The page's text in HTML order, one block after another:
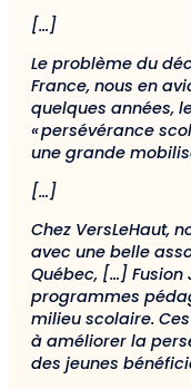
[…]
Le problème du
France, nous en
quelques années,
« persévérance
une grande
[…]
Chez VersLeHaut,
avec une belle
Québec, […]
programmes
milieu scolaire.
à améliorer la
des jeunes